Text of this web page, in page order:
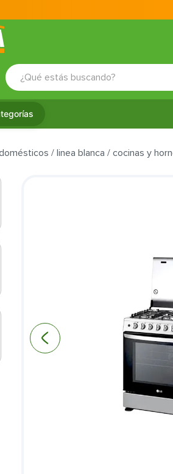
¿Qué estás buscando?
linea blanca cocinas y
.
.
.
10